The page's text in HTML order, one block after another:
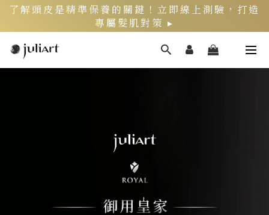
了解頭皮是精準保養的關鍵！立即線上測驗，打造
專屬髮肌對策 ▸
新客限定》LINE官方綁定會員，再領$200折價券